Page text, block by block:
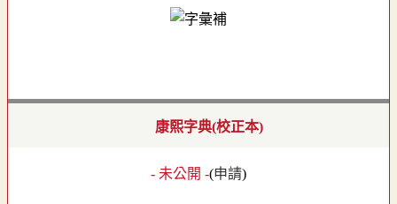
康熙字典(校正本)
- 未公開 -(申請)